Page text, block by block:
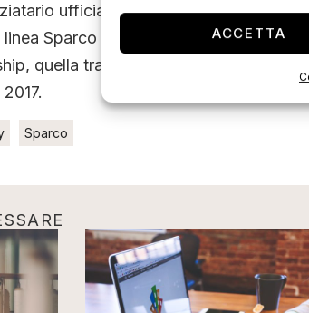
ACCETTA
ufficiale per la vendita online
Sparco Fashion triplicando il
quella tra Sparco e
Sparco